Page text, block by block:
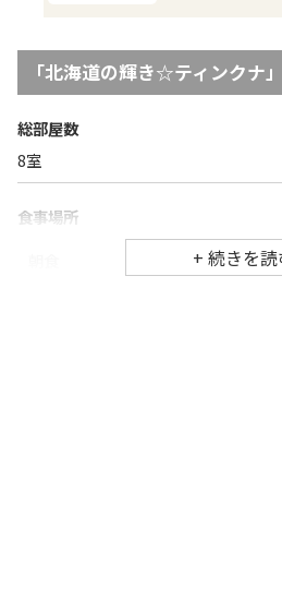
「北海道の輝き☆ティンクナ
総部屋数
8室
食事場所
ダイニングルーム